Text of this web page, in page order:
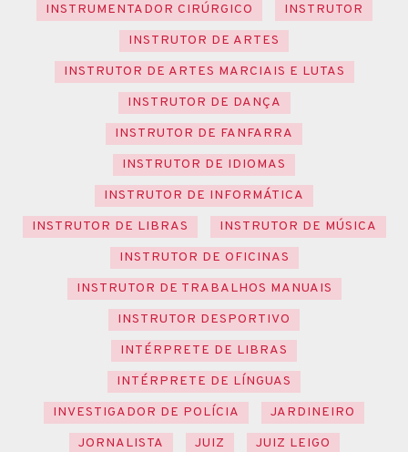
INSTRUMENTADOR CIRÚRGICO
INSTRUTOR
INSTRUTOR DE ARTES
INSTRUTOR DE ARTES MARCIAIS E LUTAS
INSTRUTOR DE DANÇA
INSTRUTOR DE FANFARRA
INSTRUTOR DE IDIOMAS
INSTRUTOR DE INFORMÁTICA
INSTRUTOR DE LIBRAS
INSTRUTOR DE MÚSICA
INSTRUTOR DE OFICINAS
INSTRUTOR DE TRABALHOS MANUAIS
INSTRUTOR DESPORTIVO
INTÉRPRETE DE LIBRAS
INTÉRPRETE DE LÍNGUAS
INVESTIGADOR DE POLÍCIA
JARDINEIRO
JORNALISTA
JUIZ
JUIZ LEIGO